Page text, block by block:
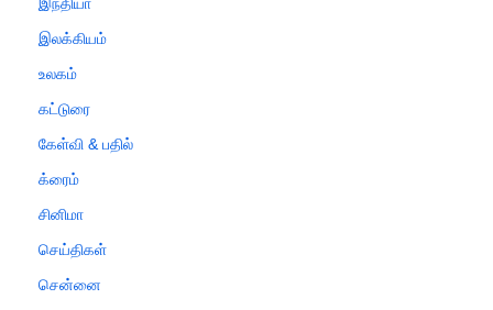
இலக்கியம்
உலகம்
கட்டுரை
கேள்வி & பதில்
க்ரைம்
சினிமா
செய்திகள்
சென்னை